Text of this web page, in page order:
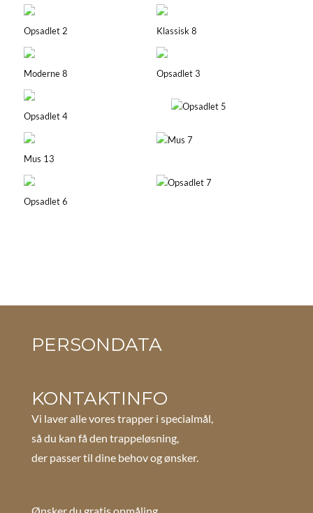
Opsadlet 2 Klassisk 8
Moderne 8 Opsadlet 3
Opsadlet 4
Opsadlet 5
Mus 13
Mus 7
Opsadlet 6
Opsadlet 7
PERSONDATA
KONTAKTINFO
Vi laver alle vores trapper i specialmål,
så du kan få den trappeløsning,
der passer til dine behov og ønsker.